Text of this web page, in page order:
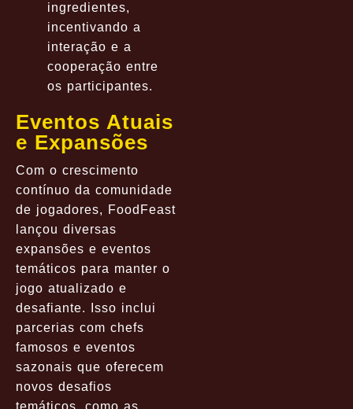
ingredientes,
incentivando a
interação e a
cooperação entre
os participantes.
Eventos Atuais
e Expansões
Com o crescimento
contínuo da comunidade
de jogadores, FoodFeast
lançou diversas
expansões e eventos
temáticos para manter o
jogo atualizado e
desafiante. Isso inclui
parcerias com chefs
famosos e eventos
sazonais que oferecem
novos desafios